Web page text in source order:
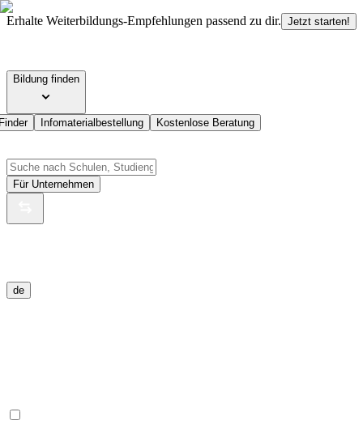
Erhalte Weiterbildungs-Empfehlungen passend zu dir. Jetzt starten!
Bildung finden
Infomaterialbestellung Kostenlose Beratung
Für Unternehmen
de